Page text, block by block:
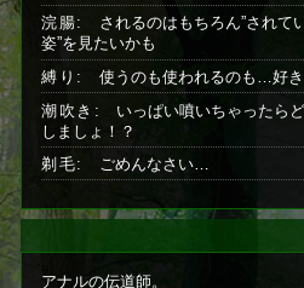
浣腸:
されるのはもちろん”されて
姿”を見たいかも
縛り:
使うのも使われるのも…好き
潮吹き:
いっぱい噴いちゃったら
しましょ！？
剃毛:
ごめんなさい…
アナルの伝道師。